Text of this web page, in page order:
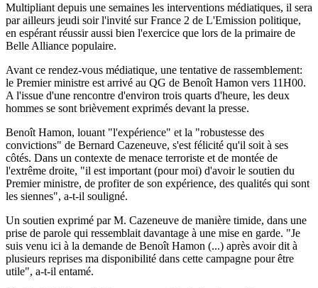
Multipliant depuis une semaines les interventions médiatiques, il sera
par ailleurs jeudi soir l'invité sur France 2 de L'Emission politique,
en espérant réussir aussi bien l'exercice que lors de la primaire de
Belle Alliance populaire.
Avant ce rendez-vous médiatique, une tentative de rassemblement:
le Premier ministre est arrivé au QG de Benoît Hamon vers 11H00.
A l'issue d'une rencontre d'environ trois quarts d'heure, les deux
hommes se sont brièvement exprimés devant la presse.
Benoît Hamon, louant "l'expérience" et la "robustesse des
convictions" de Bernard Cazeneuve, s'est félicité qu'il soit à ses
côtés. Dans un contexte de menace terroriste et de montée de
l'extrême droite, "il est important (pour moi) d'avoir le soutien du
Premier ministre, de profiter de son expérience, des qualités qui sont
les siennes", a-t-il souligné.
Un soutien exprimé par M. Cazeneuve de manière timide, dans une
prise de parole qui ressemblait davantage à une mise en garde. "Je
suis venu ici à la demande de Benoît Hamon (...) après avoir dit à
plusieurs reprises ma disponibilité dans cette campagne pour être
utile", a-t-il entamé.